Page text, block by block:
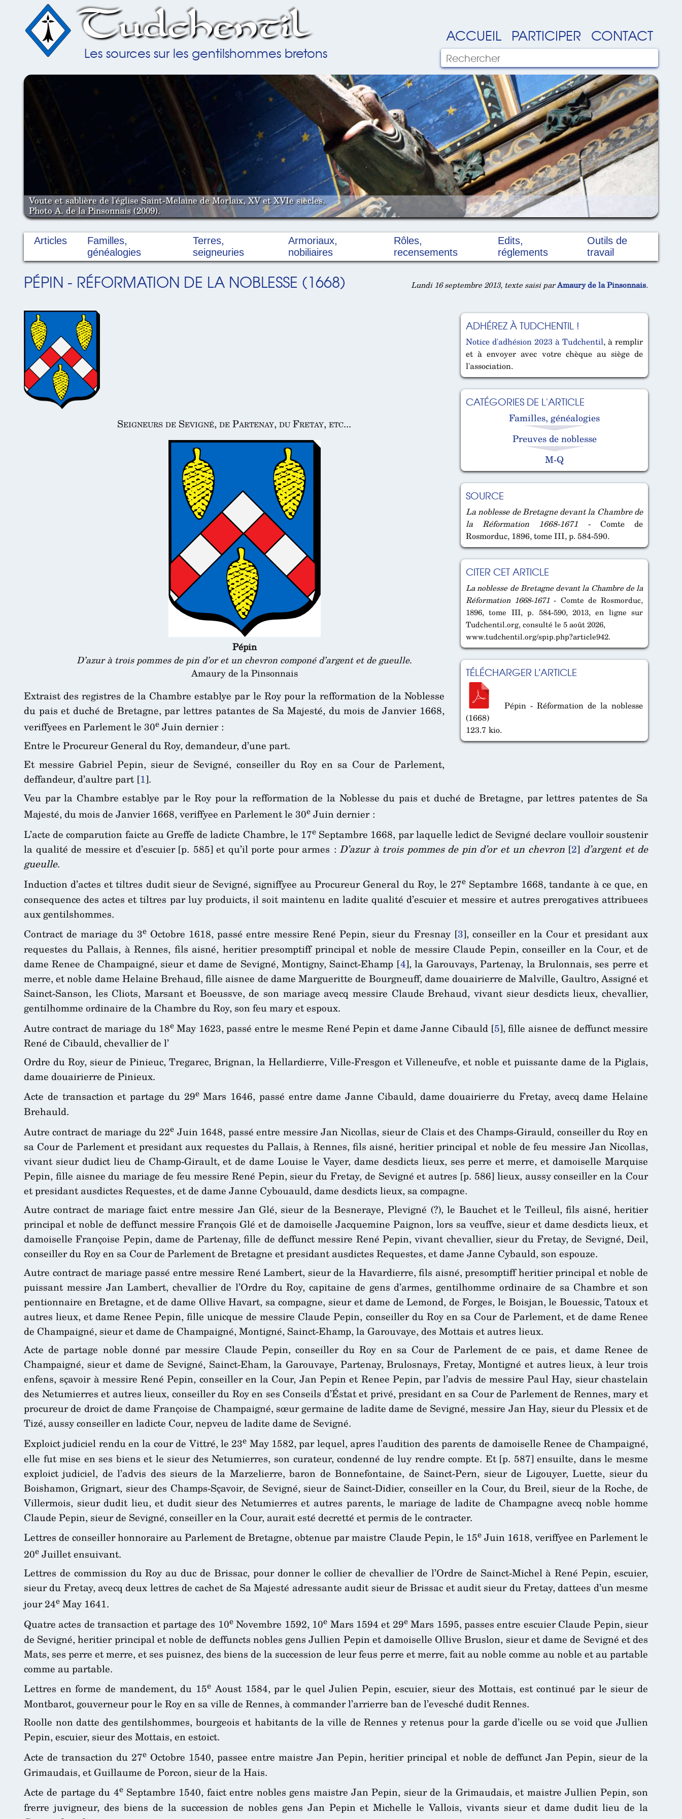
Tudchentil
Les sources sur les gentilshommes bretons
ACCUEIL PARTICIPER CONTACT
Voute et sablière de l'église Saint-Melaine de Morlaix, XV et XVIe siècles.
Photo A. de la Pinsonnais (2009).
Articles
Familles,
généalogies
Terres,
seigneuries
Armoriaux,
nobiliaires
Rôles,
recensements
Edits,
réglements
Outils de
travail
PÉPIN - RÉFORMATION DE LA NOBLESSE (1668) Lundi 16 septembre 2013, texte saisi parAmaury de la Pinsonnais.
ADHÉREZ À TUDCHENTIL !
Notice d'adhésion 2023 à Tudchentil, à remplir
et à envoyer avec votre chèque au siège de
l'association.
CATÉGORIES DE L'ARTICLE
Familles, généalogies
Preuves de noblesse
M-Q
SOURCE
La noblesse de Bretagne devant la Chambre de
la Réformation 1668-1671 - Comte de
Rosmorduc, 1896, tome III, p. 584-590.
CITER CET ARTICLE
La noblesse de Bretagne devant la Chambre de la
Réformation 1668-1671 - Comte de Rosmorduc,
1896, tome III, p. 584-590, 2013, en ligne sur
Tudchentil.org, consulté le 5 août 2026,
www.tudchentil.org/spip.php?article942.
TÉLÉCHARGER L’ARTICLE
Pépin - Réformation de la noblesse
(1668)
123.7 kio.
Seigneurs de Sevigné, de Partenay, du Fretay, etc...
Pépin
D’azur à trois pommes de pin d’or et un chevron componé d’argent et de gueulle.
Amaury de la Pinsonnais
Extraist des registres de la Chambre establye par le Roy pour la refformation de la Noblesse
du pais et duché de Bretagne, par lettres patantes de Sa Majesté, du mois de Janvier 1668,
veriffyees en Parlement le 30e Juin dernier :
Entre le Procureur General du Roy, demandeur, d’une part.
Et messire Gabriel Pepin, sieur de Sevigné, conseiller du Roy en sa Cour de Parlement,
deffandeur, d’aultre part [1].
Veu par la Chambre establye par le Roy pour la refformation de la Noblesse du pais et duché de Bretagne, par lettres patentes de Sa
Majesté, du mois de Janvier 1668, veriffyee en Parlement le 30e Juin dernier :
L’acte de comparution faicte au Greffe de ladicte Chambre, le 17e Septambre 1668, par laquelle ledict de Sevigné declare voulloir soustenir
la qualité de messire et d’escuier [p. 585] et qu’il porte pour armes :D’azur à trois pommes de pin d’or et un chevron[2] d’argent et de
gueulle.
Induction d’actes et tiltres dudit sieur de Sevigné, signiffyee au Procureur General du Roy, le 27e Septambre 1668, tandante à ce que, en
consequence des actes et tiltres par luy produicts, il soit maintenu en ladite qualité d’escuier et messire et autres prerogatives attribuees
aux gentilshommes.
Contract de mariage du 3eOctobre 1618, passé entre messire René Pepin, sieur du Fresnay[3], conseiller en la Cour et presidant aux
requestes du Pallais, à Rennes, fils aisné, heritier presomptiff principal et noble de messire Claude Pepin, conseiller en la Cour, et de
dame Renee de Champaigné, sieur et dame de Sevigné, Montigny, Sainct-Ehamp [4], la Garouvays, Partenay, la Brulonnais, ses perre et
merre, et noble dame Helaine Brehaud, fille aisnee de dame Margueritte de Bourgneuff, dame douairierre de Malville, Gaultro, Assigné et
Sainct-Sanson, les Cliots, Marsant et Boeussve, de son mariage avecq messire Claude Brehaud, vivant sieur desdicts lieux, chevallier,
gentilhomme ordinaire de la Chambre du Roy, son feu mary et espoux.
Autre contract de mariage du 18eMay 1623, passé entre le mesme René Pepin et dame Janne Cibauld[5], fille aisnee de deffunct messire
René de Cibauld, chevallier de l’
Ordre du Roy, sieur de Pinieuc, Tregarec, Brignan, la Hellardierre, Ville-Fresgon et Villeneufve, et noble et puissante dame de la Piglais,
dame douairierre de Pinieux.
Acte de transaction et partage du 29eMars 1646, passé entre dame Janne Cibauld, dame douairierre du Fretay, avecq dame Helaine
Brehauld.
Autre contract de mariage du 22e Juin 1648, passé entre messire Jan Nicollas, sieur de Clais et des Champs-Girauld, conseiller du Roy en
sa Cour de Parlement et presidant aux requestes du Pallais, à Rennes, fils aisné, heritier principal et noble de feu messire Jan Nicollas,
vivant sieur dudict lieu de Champ-Girault, et de dame Louise le Vayer, dame desdicts lieux, ses perre et merre, et damoiselle Marquise
Pepin, fille aisnee du mariage de feu messire René Pepin, sieur du Fretay, de Sevigné et autres [p. 586] lieux, aussy conseiller en la Cour
et presidant ausdictes Requestes, et de dame Janne Cybouauld, dame desdicts lieux, sa compagne.
Autre contract de mariage faict entre messire Jan Glé, sieur de la Besneraye, Plevigné (?), le Bauchet et le Teilleul, fils aisné, heritier
principal et noble de deffunct messire François Glé et de damoiselle Jacquemine Paignon, lors sa veuffve, sieur et dame desdicts lieux, et
damoiselle Françoise Pepin, dame de Partenay, fille de deffunct messire René Pepin, vivant chevallier, sieur du Fretay, de Sevigné, Deil,
conseiller du Roy en sa Cour de Parlement de Bretagne et presidant ausdictes Requestes, et dame Janne Cybauld, son espouze.
Autre contract de mariage passé entre messire René Lambert, sieur de la Havardierre, fils aisné, presomptiff heritier principal et noble de
puissant messire Jan Lambert, chevallier de l’Ordre du Roy, capitaine de gens d’armes, gentilhomme ordinaire de sa Chambre et son
pentionnaire en Bretagne, et de dame Ollive Havart, sa compagne, sieur et dame de Lemond, de Forges, le Boisjan, le Bouessic, Tatoux et
autres lieux, et dame Renee Pepin, fille unicque de messire Claude Pepin, conseiller du Roy en sa Cour de Parlement, et de dame Renee
de Champaigné, sieur et dame de Champaigné, Montigné, Sainct-Ehamp, la Garouvaye, des Mottais et autres lieux.
Acte de partage noble donné par messire Claude Pepin, conseiller du Roy en sa Cour de Parlement de ce pais, et dame Renee de
Champaigné, sieur et dame de Sevigné, Sainct-Eham, la Garouvaye, Partenay, Brulosnays, Fretay, Montigné et autres lieux, à leur trois
enfens, sçavoir à messire René Pepin, conseiller en la Cour, Jan Pepin et Renee Pepin, par l’advis de messire Paul Hay, sieur chastelain
des Netumierres et autres lieux, conseiller du Roy en ses Conseils d’Éstat et privé, presidant en sa Cour de Parlement de Rennes, mary et
procureur de droict de dame Françoise de Champaigné, sœur germaine de ladite dame de Sevigné, messire Jan Hay, sieur du Plessix et de
Tizé, aussy conseiller en ladicte Cour, nepveu de ladite dame de Sevigné.
Exploict judiciel rendu en la cour de Vittré, le 23e May 1582, par lequel, apres l’audition des parents de damoiselle Renee de Champaigné,
elle fut mise en ses biens et le sieur des Netumierres, son curateur, condenné de luy rendre compte. Et [p. 587] ensuilte, dans le mesme
exploict judiciel, de l’advis des sieurs de la Marzelierre, baron de Bonnefontaine, de Sainct-Pern, sieur de Ligouyer, Luette, sieur du
Boishamon, Grignart, sieur des Champs-Sçavoir, de Sevigné, sieur de Sainct-Didier, conseiller en la Cour, du Breil, sieur de la Roche, de
Villermois, sieur dudit lieu, et dudit sieur des Netumierres et autres parents, le mariage de ladite de Champagne avecq noble homme
Claude Pepin, sieur de Sevigné, conseiller en la Cour, aurait esté decretté et permis de le contracter.
Lettres de conseiller honnoraire au Parlement de Bretagne, obtenue par maistre Claude Pepin, le 15eJuin 1618, veriffyee en Parlement le
20e Juillet ensuivant.
Lettres de commission du Roy au duc de Brissac, pour donner le collier de chevallier de l’Ordre de Sainct-Michel à René Pepin, escuier,
sieur du Fretay, avecq deux lettres de cachet de Sa Majesté adressante audit sieur de Brissac et audit sieur du Fretay, dattees d’un mesme
jour 24e May 1641.
Quatre actes de transaction et partage des 10eNovembre 1592, 10e Mars 1594 et 29eMars 1595, passes entre escuier Claude Pepin, sieur
de Sevigné, heritier principal et noble de deffuncts nobles gens Jullien Pepin et damoiselle Ollive Bruslon, sieur et dame de Sevigné et des
Mats, ses perre et merre, et ses puisnez, des biens de la succession de leur feus perre et merre, fait au noble comme au noble et au partable
comme au partable.
Lettres en forme de mandement, du 15e Aoust 1584, par le quel Julien Pepin, escuier, sieur des Mottais, est continué par le sieur de
Montbarot, gouverneur pour le Roy en sa ville de Rennes, à commander l’arrierre ban de l’evesché dudit Rennes.
Roolle non datte des gentilshommes, bourgeois et habitants de la ville de Rennes y retenus pour la garde d’icelle ou se void que Jullien
Pepin, escuier, sieur des Mottais, en estoict.
Acte de transaction du 27eOctobre 1540, passee entre maistre Jan Pepin, heritier principal et noble de deffunct Jan Pepin, sieur de la
Grimaudais, et Guillaume de Porcon, sieur de la Hais.
Acte de partage du 4eSeptambre 1540, faict entre nobles gens maistre Jan Pepin, sieur de la Grimaudais, et maistre Jullien Pepin, son
frerre juvigneur, des biens de la succession de nobles gens Jan Pepin et Michelle le Vallois, vivants sieur et dame dudit lieu de la